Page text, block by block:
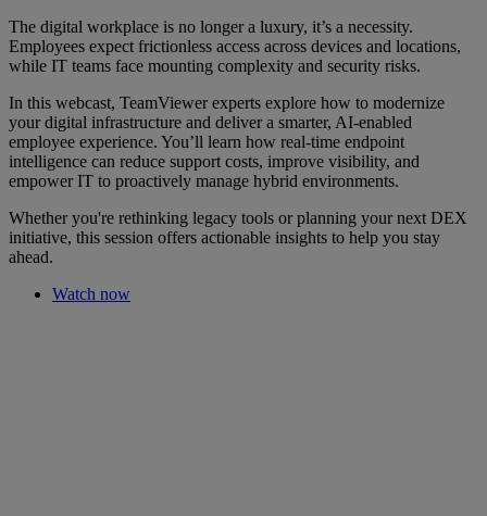
The digital workplace is no longer a luxury, it’s a necessity.
Employees expect frictionless access across devices and locations,
while IT teams face mounting complexity and security risks.
In this webcast, TeamViewer experts explore how to modernize
your digital infrastructure and deliver a smarter, AI-enabled
employee experience. You’ll learn how real-time endpoint
intelligence can reduce support costs, improve visibility, and
empower IT to proactively manage hybrid environments.
Whether you're rethinking legacy tools or planning your next DEX
initiative, this session offers actionable insights to help you stay
ahead.
Watch now